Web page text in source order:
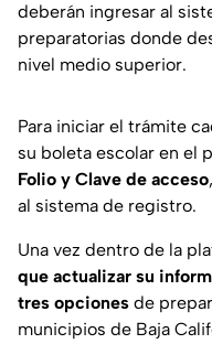
deberán ingresar al
preparatorias donde
nivel medio superior.
Para iniciar el trámite
su boleta escolar en el
Folio y Clave de acceso
al sistema de registro.
Una vez dentro de la
que actualizar su
tres opciones de
municipios de Baja